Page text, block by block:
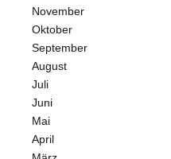
November
Oktober
September
August
Juli
Juni
Mai
April